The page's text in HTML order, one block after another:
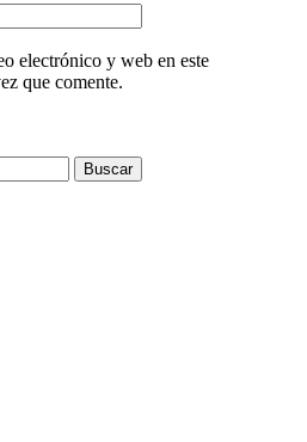
electrónico y web en este
que comente.
Buscar